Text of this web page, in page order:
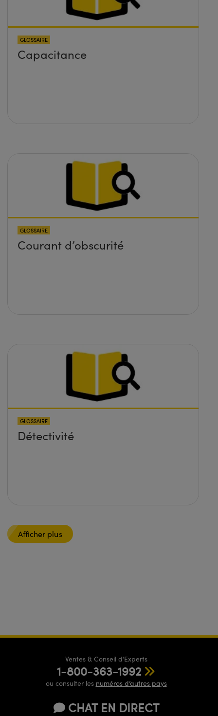
GLOSSAIRE
Capacitance
GLOSSAIRE
Courant d’obscurité
GLOSSAIRE
Détectivité
Afficher plus
Ventes & Conseil d’Experts
1-800-363-1992
ou consulter les numéros d’autres pays
CHAT EN DIRECT